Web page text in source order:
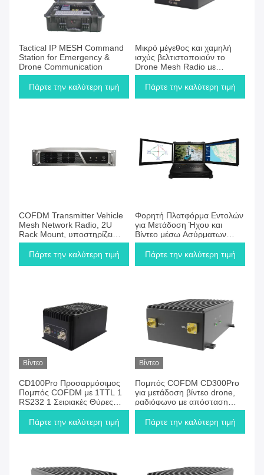
Tactical IP MESH Command
Station for Emergency &
Drone Communication
Πάρτε την καλύτερη τιμή
Μικρό μέγεθος και χαμηλή
ισχύς βελτιστοποιούν το
Drone Mesh Radio με
γρήγορη ανάπτυξη και
συνδεσιμότητα με Drone
Πάρτε την καλύτερη τιμή
COFDM Transmitter Vehicle
Mesh Network Radio, 2U
Rack Mount, υποστηρίζει
ασύρματη επικοινωνία χωρίς
κεντρική πύλη
Πάρτε την καλύτερη τιμή
Φορητή Πλατφόρμα Εντολών
για Μετάδοση Ήχου και
Βίντεο μέσω Ασύρματων
Δικτύων Ad Hoc
Πάρτε την καλύτερη τιμή
Βίντεο
CD100Pro Προσαρμόσιμος
Πομπός COFDM με 1TTL 1
RS232 1 Σειριακές Θύρες
S.BUS και 2 Θύρες Βίντεο
ETH/SDI/HDMI
Πάρτε την καλύτερη τιμή
Βίντεο
Πομπός COFDM CD300Pro
για μετάδοση βίντεο drone,
ραδιόφωνο με απόσταση
μετάδοσης αέρος-εδάφους
300KM για χρήση μεγάλης
Πάρτε την καλύτερη τιμή